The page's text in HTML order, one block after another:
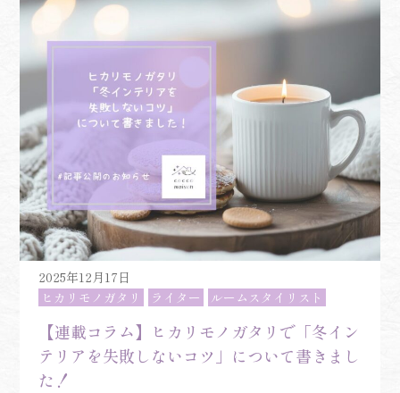
2025年12月17日
ヒカリモノガタリ
ライター ルームスタイリスト
【連載コラム】ヒカリモノガタリで「冬イン
テリアを失敗しないコツ」について書きまし
た！